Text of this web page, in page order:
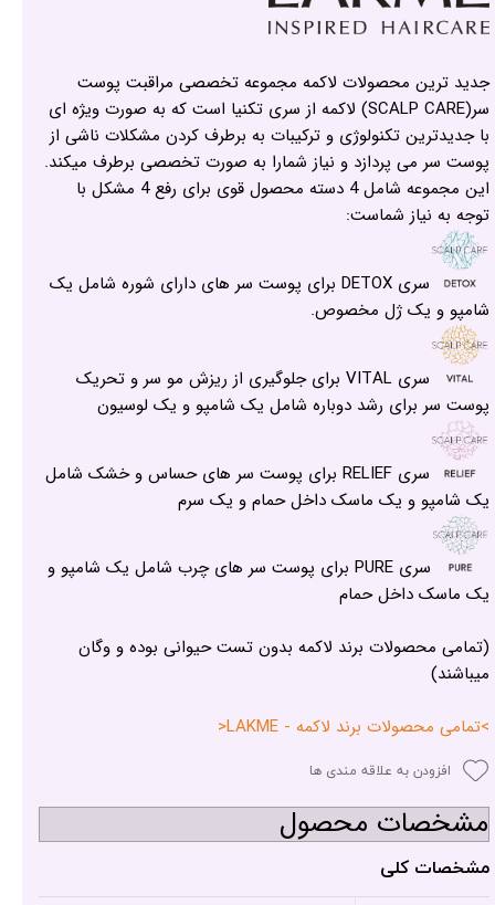
جدید ترین محصولات لاکمه مجموعه تخصصی مراقبت پوست
سر(SCALP CARE) لاکمه از سری تکنیا است که به صورت ویژه ای
با جدیدترین تکنولوژی و ترکیبات به برطرف کردن مشکلات ناشی از
پوست سر می پردازد و نیاز شمارا به صورت تخصصی برطرف میکند.
این مجموعه شامل 4 دسته محصول قوی برای رفع 4 مشکل با
توجه به نیاز شماست:
سری DETOX برای پوست سر های دارای شوره شامل یک
شامپو و یک ژل مخصوص.
سری VITAL برای جلوگیری از ریزش مو سر و تحریک
پوست سر برای رشد دوباره شامل یک شامپو و یک لوسیون
سری RELIEF برای پوست سر های حساس و خشک شامل
یک شامپو و یک ماسک داخل حمام و یک سرم
سری PURE برای پوست سر های چرب شامل یک شامپو و
یک ماسک داخل حمام
(تمامی محصولات برند لاکمه بدون تست حیوانی بوده و وگان
میباشند)
>تمامی محصولات برند لاکمه - LAKME<
افزودن به علاقه مندی ها
مشخصات محصول
مشخصات کلی